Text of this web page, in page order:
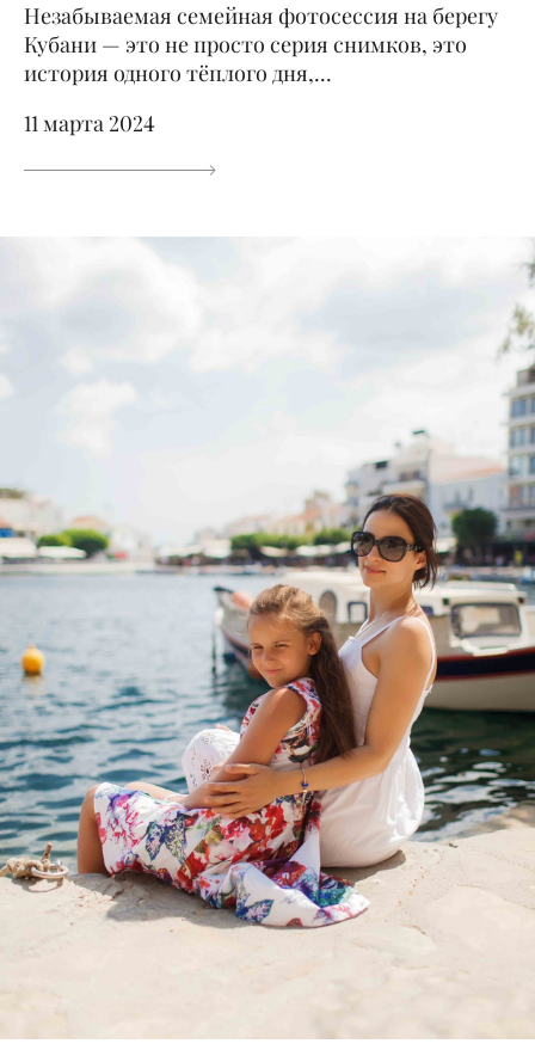
Незабываемая семейная фотосессия на берегу
Кубани — это не просто серия снимков, это
история одного тёплого дня,...
11 марта 2024